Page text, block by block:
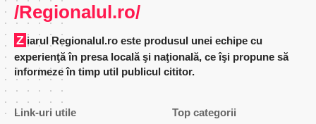
/Regionalul.ro/
Ziarul Regionalul.ro este produsul unei echipe cu
experienţă în presa locală şi naţională, ce îşi propune să
informeze în timp util publicul cititor.
Link-uri utile Top categorii